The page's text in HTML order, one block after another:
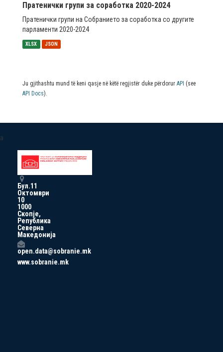
Пратенички групи за соработка 2020-2024
Пратенички групи на Собранието за соработка со другите
парламенти 2020-2024
XLSX JSON
Ju gjithashtu mund të keni qasje në këtë regjistër duke përdorur API (see
API Docs).
a
Бул.11
Октомври
10
1000
Скопје,
Република
Северна
Македонија
open.data@sobranie.mk
www.sobranie.mk